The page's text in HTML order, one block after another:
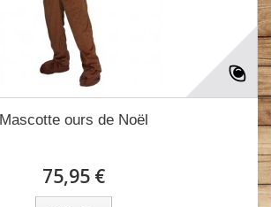
Mascotte ours de Noël
75,95 €